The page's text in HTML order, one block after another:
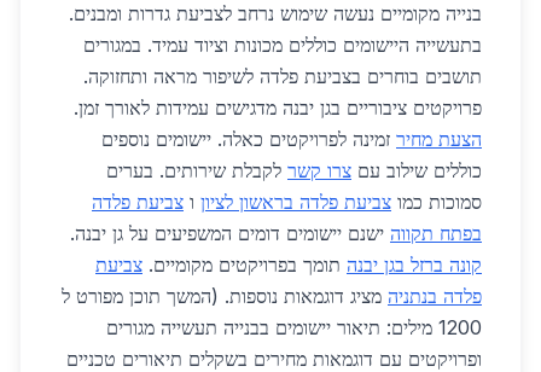
בנייה מקומיים נעשה שימוש נרחב לצביעת גדרות ומבנים.
בתעשייה היישומים כוללים מכונות וציוד עמיד. במגורים
תושבים בוחרים בצביעת פלדה לשיפור מראה ותחזוקה.
פרויקטים ציבוריים בגן יבנה מדגישים עמידות לאורך זמן.
הצעת מחיר זמינה לפרויקטים כאלה. יישומים נוספים
כוללים שילוב עם צרו קשר לקבלת שירותים. בערים
סמוכות כמו צביעת פלדה בראשון לציון ו צביעת פלדה
בפתח תקווה ישנם יישומים דומים המשפיעים על גן יבנה.
קונה ברזל בגן יבנה תומך בפרויקטים מקומיים. צביעת
פלדה בנתניה מציג דוגמאות נוספות. (המשך תוכן מפורט ל
1200 מילים: תיאור יישומים בבנייה תעשייה מגורים
ופרויקטים עם דוגמאות מחירים בשקלים תיאורים טכניים